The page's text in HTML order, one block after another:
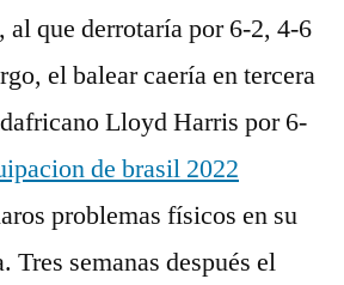
al que derrotaría por 6-2, 4-6
el balear caería en tercera
Lloyd Harris por 6-
de brasil 2022
problemas físicos en su
Tres semanas después el